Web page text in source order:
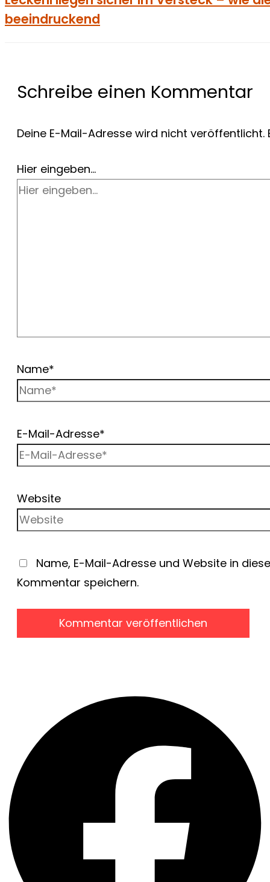
beeindruckend
Schreibe einen Kommentar
Deine E-Mail-Adresse wird nicht veröffentlicht.
Hier eingeben…
Name*
E-Mail-Adresse*
Website
Name, E-Mail-Adresse und Website in
Kommentar speichern.